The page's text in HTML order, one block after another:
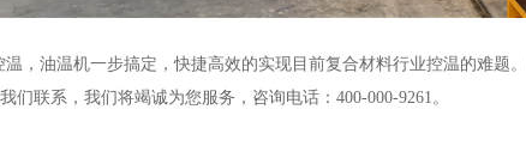
温，油温机一步搞定，快捷高效的实现目前复合材料行业控温的难题
们联系，我们将竭诚为您服务，咨询电话：400-000-9261。